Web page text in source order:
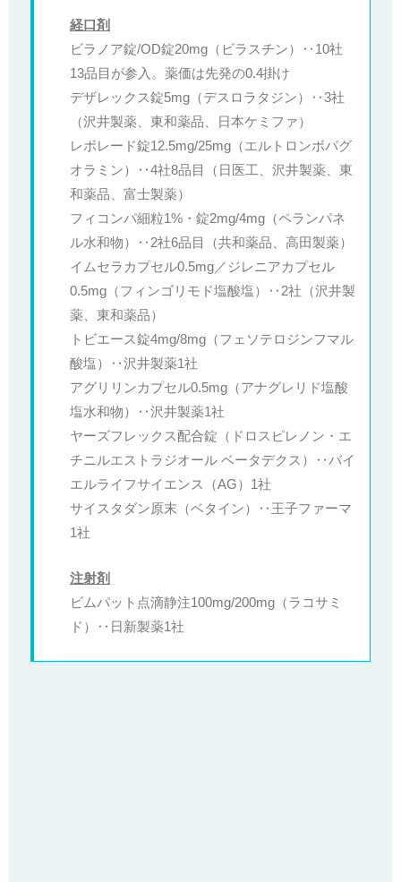
経口剤
ビラノア錠/OD錠20mg（ビラスチン）‥10社
13品目が参入。薬価は先発の0.4掛け
デザレックス錠5mg（デスロラタジン）‥3社
（沢井製薬、東和薬品、日本ケミファ）
レボレード錠12.5mg/25mg（エルトロンボパグ
オラミン）‥4社8品目（日医工、沢井製薬、東
和薬品、富士製薬）
フィコンパ細粒1%・錠2mg/4mg（ペランパネ
ル水和物）‥2社6品目（共和薬品、高田製薬）
イムセラカプセル0.5mg／ジレニアカプセル
0.5mg（フィンゴリモド塩酸塩）‥2社（沢井製
薬、東和薬品）
トビエース錠4mg/8mg（フェソテロジンフマル
酸塩）‥沢井製薬1社
アグリリンカプセル0.5mg（アナグレリド塩酸
塩水和物）‥沢井製薬1社
ヤーズフレックス配合錠（ドロスピレノン・エ
チニルエストラジオール ベータデクス）‥バイ
エルライフサイエンス（AG）1社
サイスタダン原末（ベタイン）‥王子ファーマ
1社
注射剤
ビムパット点滴静注100mg/200mg（ラコサミ
ド）‥日新製薬1社